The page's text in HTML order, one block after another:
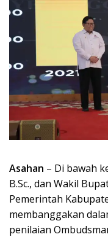
Asahan – Di bawah
B.Sc., dan Wakil
Pemerintah
membanggakan
penilaian